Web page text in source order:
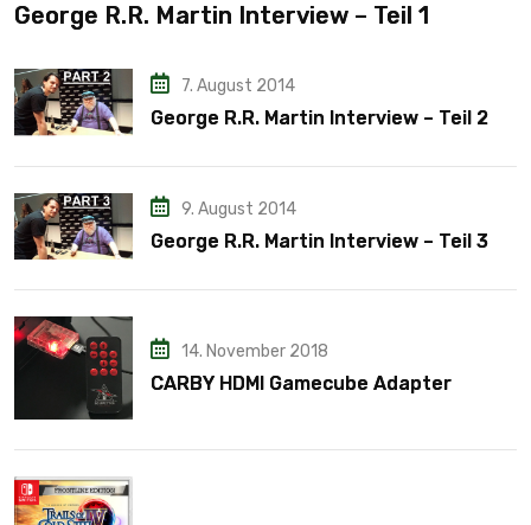
George R.R. Martin Interview – Teil 1
7. August 2014
George R.R. Martin Interview – Teil 2
9. August 2014
George R.R. Martin Interview – Teil 3
14. November 2018
CARBY HDMI Gamecube Adapter